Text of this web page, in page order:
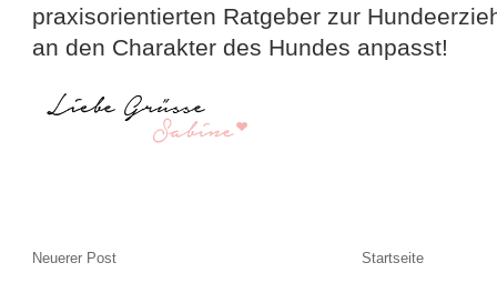
praxisorientierten Ratgeber zur
an den Charakter des Hundes anpasst!
Neuerer Post Startseite